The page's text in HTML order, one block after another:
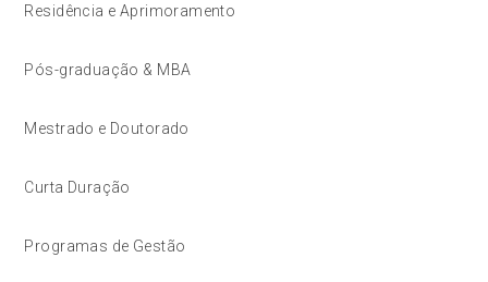
Residência e Aprimoramento
Pós-graduação & MBA
Mestrado e Doutorado
Curta Duração
Programas de Gestão